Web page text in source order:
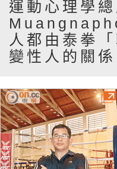
運動心理學
人都由泰拳
變性人的關係